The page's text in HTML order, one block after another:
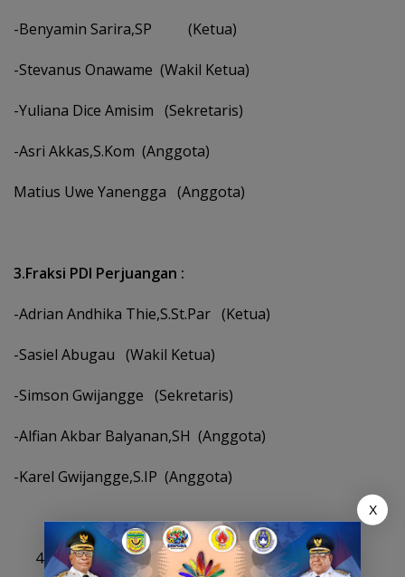
-Benyamin Sarira,SP (Ketua)
-Stevanus Onawame (Wakil Ketua)
-Yuliana Dice Amisim (Sekretaris)
-Asri Akkas,S.Kom (Anggota)
Matius Uwe Yanengga (Anggota)
3.Fraksi PDI Perjuangan :
-Adrian Andhika Thie,S.St.Par (Ketua)
-Sasiel Abugau (Wakil Ketua)
-Simson Gwijangge (Sekretaris)
-Alfian Akbar Balyanan,SH (Anggota)
-Karel Gwijangge,S.IP (Anggota)
Fraksi Gerakan Indonesia Raya (Gerindra) :
X